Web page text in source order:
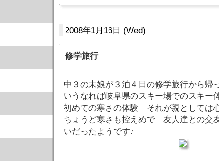
2008年1月16日 (Wed)
修学旅行
中３の末娘が３泊４日の修学旅行から帰
いうなれば岐阜県のスキー場でのスキー
初めての寒さの体験 それが親としては
ちょうど寒さも控えめで 友人達との交
いだったようです♪